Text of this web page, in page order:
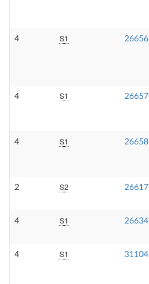
4 S1 26656
4 S1 26657
4 S1 26658
2 S2 26617
4 S1 26634
4 S1 31104